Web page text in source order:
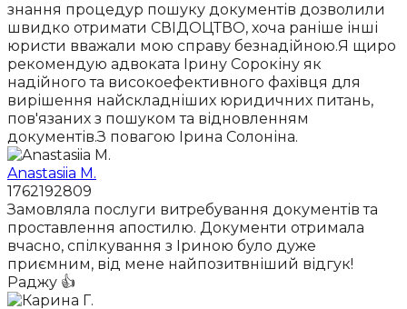
знання процедур пошуку документів дозволили
швидко отримати СВІДОЦТВО, хоча раніше інші
юристи вважали мою справу безнадійною.Я щиро
рекомендую адвоката Ірину Сорокіну як
надійного та високоефективного фахівця для
вирішення найскладніших юридичних питань,
пов'язаних з пошуком та відновленням
документів.З повагою Ірина Солоніна.
Anastasiia M.
1762192809
Замовляла послуги витребування документів та
проставлення апостилю. Документи отримала
вчасно, спілкування з Іриною було дуже
приємним, від мене найпозитвніший відгук!
Раджу 👍